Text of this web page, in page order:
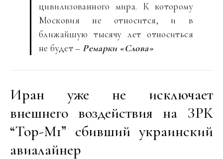
цивилизованного мира. К которому
Московия не относится, и в
ближайшую тысячу лет относиться
не будет – Ремарки «Слова»
Иран уже не исключает
внешнего воздействия на ЗРК
“Тор-М1” сбивший украинский
авиалайнер